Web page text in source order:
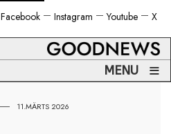
X
Youtube
Instagram
Facebook
MENU ≡
11.MÄRTS 2026